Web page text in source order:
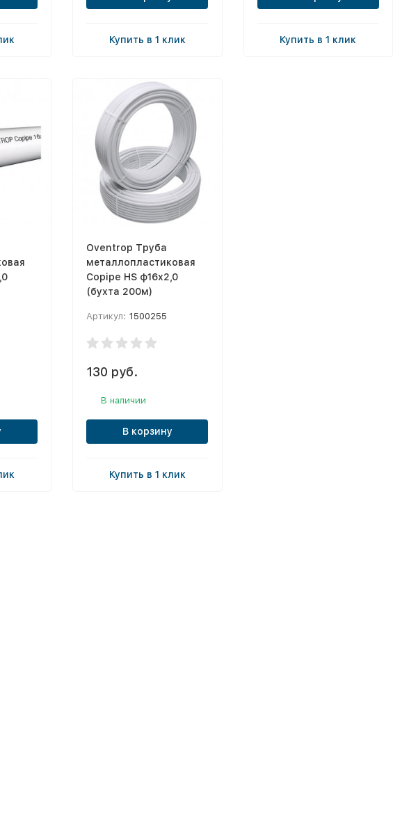
Купить в 1 клик Купить в 1 клик
Oventrop Труба
металлопластиковая
Copipe HS ф16x2,0
(бухта 200м)
Артикул: 1500255
130 руб.
В наличии
В корзину
Купить в 1 клик